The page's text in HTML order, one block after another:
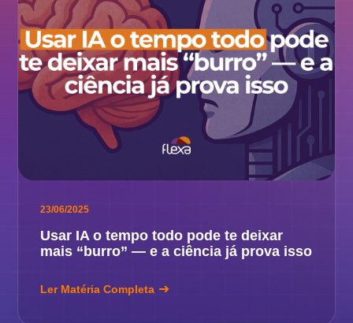
23/06/2025
Usar IA o tempo todo pode te deixar
mais “burro” — e a ciência já prova isso
Ler Matéria Completa